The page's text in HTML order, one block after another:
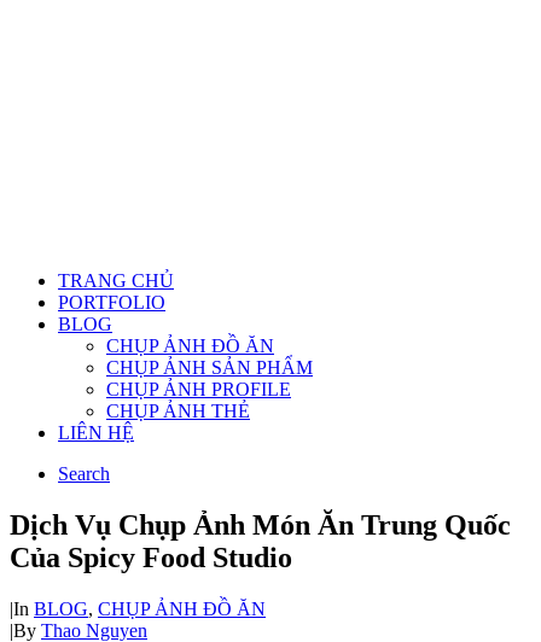
TRANG CHỦ
PORTFOLIO
BLOG
CHỤP ẢNH ĐỒ ĂN
CHỤP ẢNH SẢN PHẨM
CHỤP ẢNH PROFILE
CHỤP ẢNH THẺ
LIÊN HỆ
Search
Dịch Vụ Chụp Ảnh Món Ăn Trung Quốc
Của Spicy Food Studio
|In BLOG, CHỤP ẢNH ĐỒ ĂN
|By Thao Nguyen